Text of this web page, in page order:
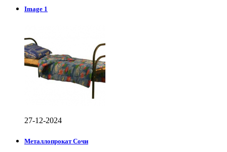
Image 1
27-12-2024
Металлопрокат Сочи